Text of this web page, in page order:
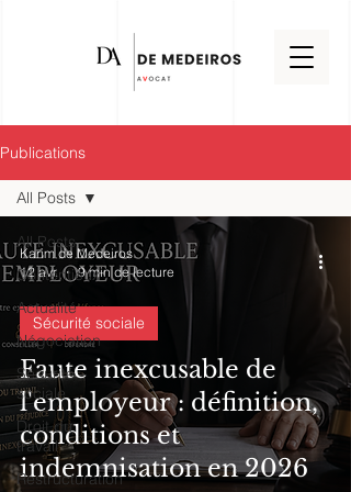
Publications
All Posts
Contentieux
Actualité
Négociation
Sécurité
sociale
Droit du
travail
Restructuration
All Posts
Faute inexcusable de
l'employeur : définition,
conditions et
indemnisation en 2026
Sécurité sociale
Karim de Medeiros
12 avr.
9 min de lecture